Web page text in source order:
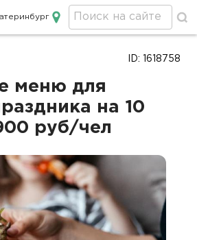
в Екатеринбурге
меню для
на 10
руб/чел
ID: 1618758